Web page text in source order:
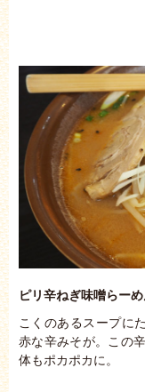
ピリ辛ねぎ味噌らー
こくのあるスープに
赤な辛みそが。この
体もポカポカに。